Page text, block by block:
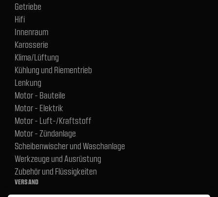
Getriebe
Hifi
Innenraum
Karosserie
Klima/Lüftung
Kühlung und Riementrieb
Lenkung
Motor - Bauteile
Motor - Elektrik
Motor - Luft-/Kraftstoff
Motor - Zündanlage
Scheibenwischer und Waschanlage
Werkzeuge und Ausrüstung
Zubehör und Flüssigkeiten
VERSAND